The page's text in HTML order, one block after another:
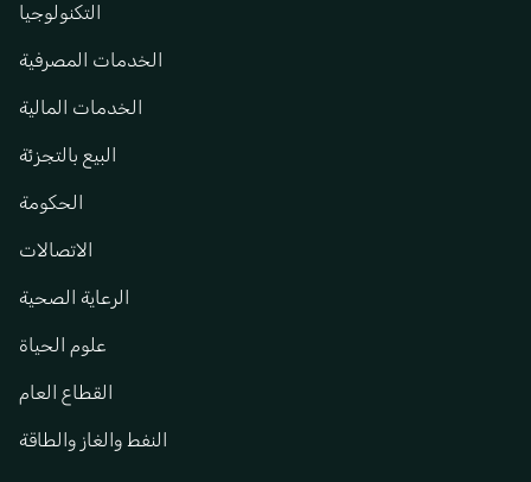
التكنولوجيا
الخدمات المصرفية
الخدمات المالية
البيع بالتجزئة
الحكومة
الاتصالات
الرعاية الصحية
علوم الحياة
القطاع العام
النفط والغاز والطاقة